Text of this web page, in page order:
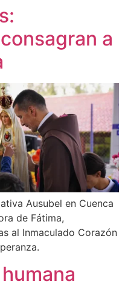
a
Ausubel en Cuenca
de Fátima,
al Inmaculado Corazón